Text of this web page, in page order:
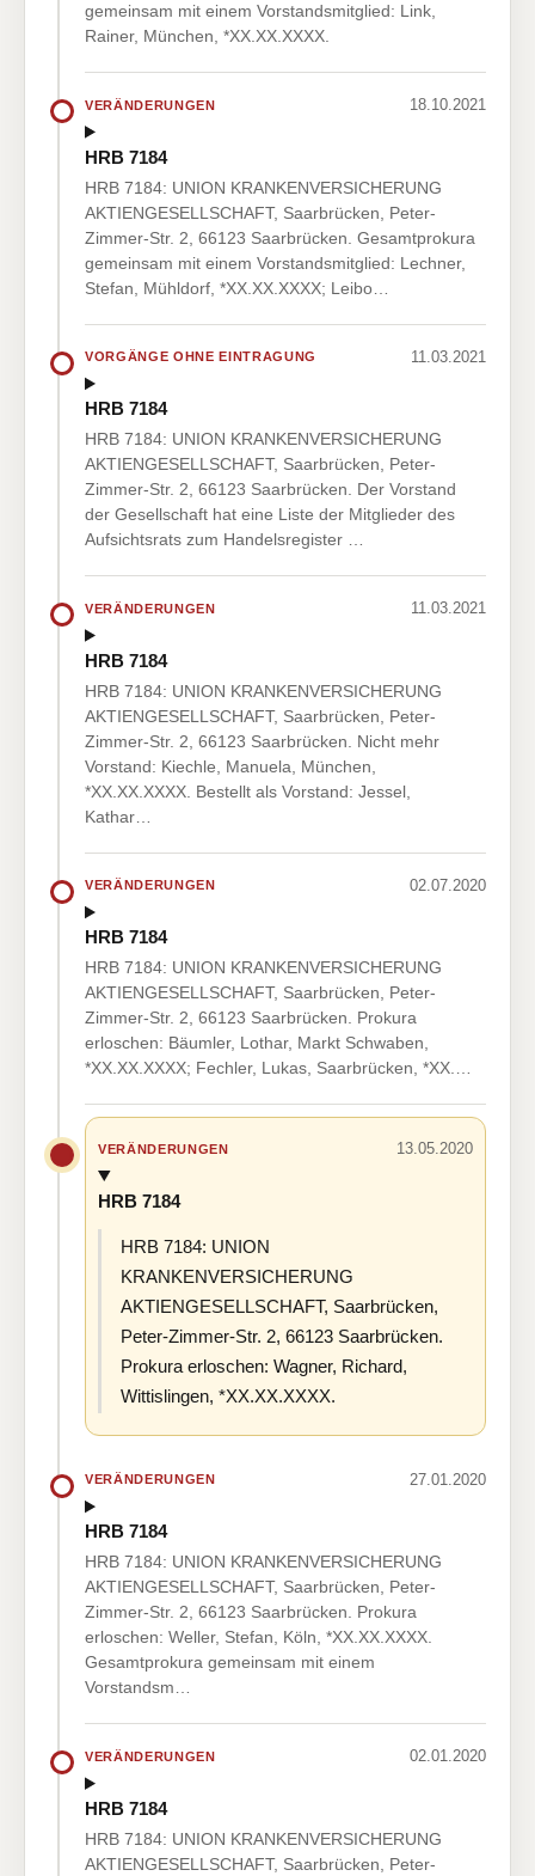
gemeinsam mit einem Vorstandsmitglied: Link,
Rainer, München, *XX.XX.XXXX.
VERÄNDERUNGEN 18.10.2021
HRB 7184
HRB 7184: UNION KRANKENVERSICHERUNG
AKTIENGESELLSCHAFT, Saarbrücken, Peter-
Zimmer-Str. 2, 66123 Saarbrücken. Gesamtprokura
gemeinsam mit einem Vorstandsmitglied: Lechner,
Stefan, Mühldorf, *XX.XX.XXXX; Leibo…
VORGÄNGE OHNE EINTRAGUNG 11.03.2021
HRB 7184
HRB 7184: UNION KRANKENVERSICHERUNG
AKTIENGESELLSCHAFT, Saarbrücken, Peter-
Zimmer-Str. 2, 66123 Saarbrücken. Der Vorstand
der Gesellschaft hat eine Liste der Mitglieder des
Aufsichtsrats zum Handelsregister …
VERÄNDERUNGEN 11.03.2021
HRB 7184
HRB 7184: UNION KRANKENVERSICHERUNG
AKTIENGESELLSCHAFT, Saarbrücken, Peter-
Zimmer-Str. 2, 66123 Saarbrücken. Nicht mehr
Vorstand: Kiechle, Manuela, München,
*XX.XX.XXXX. Bestellt als Vorstand: Jessel,
Kathar…
VERÄNDERUNGEN 02.07.2020
HRB 7184
HRB 7184: UNION KRANKENVERSICHERUNG
AKTIENGESELLSCHAFT, Saarbrücken, Peter-
Zimmer-Str. 2, 66123 Saarbrücken. Prokura
erloschen: Bäumler, Lothar, Markt Schwaben,
*XX.XX.XXXX; Fechler, Lukas, Saarbrücken, *XX.…
VERÄNDERUNGEN 13.05.2020
HRB 7184
HRB 7184: UNION
KRANKENVERSICHERUNG
AKTIENGESELLSCHAFT, Saarbrücken,
Peter-Zimmer-Str. 2, 66123 Saarbrücken.
Prokura erloschen: Wagner, Richard,
Wittislingen, *XX.XX.XXXX.
VERÄNDERUNGEN 27.01.2020
HRB 7184
HRB 7184: UNION KRANKENVERSICHERUNG
AKTIENGESELLSCHAFT, Saarbrücken, Peter-
Zimmer-Str. 2, 66123 Saarbrücken. Prokura
erloschen: Weller, Stefan, Köln, *XX.XX.XXXX.
Gesamtprokura gemeinsam mit einem
Vorstandsm…
VERÄNDERUNGEN 02.01.2020
HRB 7184
HRB 7184: UNION KRANKENVERSICHERUNG
AKTIENGESELLSCHAFT, Saarbrücken, Peter-